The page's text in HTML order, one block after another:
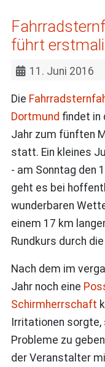
führt
11. Juni 2016
Die
Dortmund findet in
Jahr zum fünften
statt. Ein kleines
- am Sonntag den
geht es bei
wunderbaren
einem 17 km
Rundkurs durch
Nach dem im
Jahr noch eine
Schirmherrschaft
Irritationen sorgte,
Probleme zu
der Veranstalter